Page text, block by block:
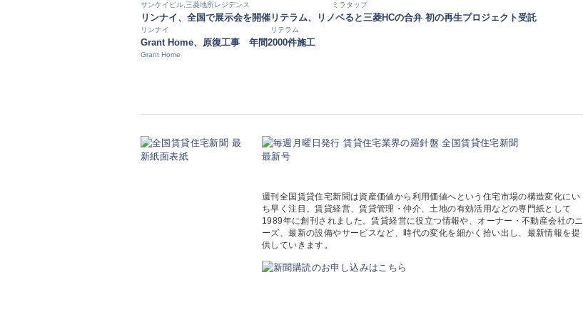
サンケイビル,三菱地所レジデンス ミラタップ
リンナイ、全国で展示会を開催
リンナイ
リテラム、リノベると三菱HCの合弁 初の再生プロジェクト受託
リテラム
Grant Home、原復工事 年間2000件施工
Grant Home
週刊全国賃貸住宅新聞は資産価値から利用価値へという住宅市場の構造変化にい
ち早く注目。賃貸経営、賃貸管理・仲介、土地の有効活用などの専門紙として
1989年に創刊されました。賃貸経営に役立つ情報や、オーナー・不動産会社のニ
ーズ、最新の設備やサービスなど、時代の変化を細かく拾い出し、最新情報を提
供していきます。